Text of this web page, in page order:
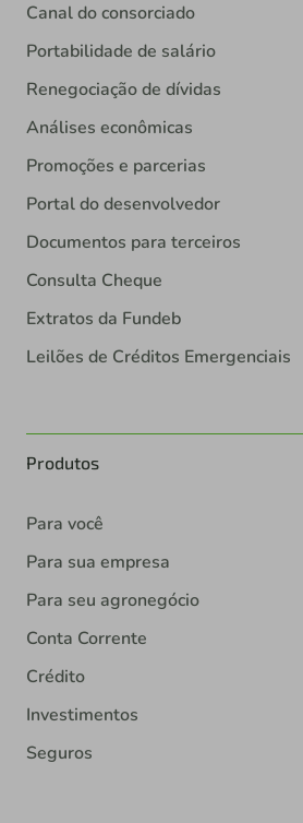
Canal do consorciado
Portabilidade de salário
Renegociação de dívidas
Análises econômicas
Promoções e parcerias
Portal do desenvolvedor
Documentos para terceiros
Consulta Cheque
Extratos da Fundeb
Leilões de Créditos Emergenciais
Produtos
Para você
Para sua empresa
Para seu agronegócio
Conta Corrente
Crédito
Investimentos
Seguros